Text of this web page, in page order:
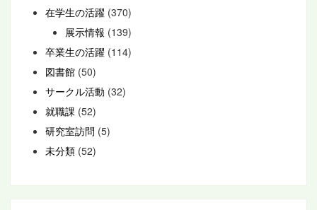
在学生の活躍 (370)
展示情報 (139)
卒業生の活躍 (114)
図書館 (50)
サークル活動 (32)
就職課 (52)
研究室訪問 (5)
未分類 (52)